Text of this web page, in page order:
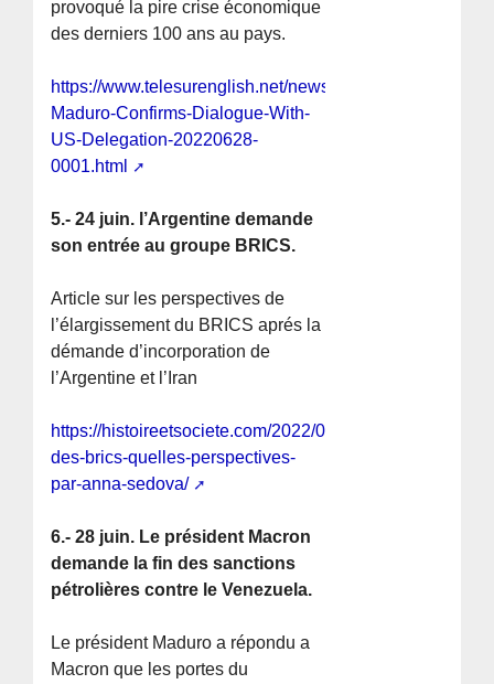
provoqué la pire crise économique
des derniers 100 ans au pays.
https://www.telesurenglish.net/news/President-
Maduro-Confirms-Dialogue-With-
US-Delegation-20220628-
0001.html
5.- 24 juin. l’Argentine demande
son entrée au groupe BRICS.
Article sur les perspectives de
l’élargissement du BRICS aprés la
démande d’incorporation de
l’Argentine et l’Iran
https://histoireetsociete.com/2022/07/01/elargissement-
des-brics-quelles-perspectives-
par-anna-sedova/
6.- 28 juin. Le président Macron
demande la fin des sanctions
pétrolières contre le Venezuela.
Le président Maduro a répondu a
Macron que les portes du